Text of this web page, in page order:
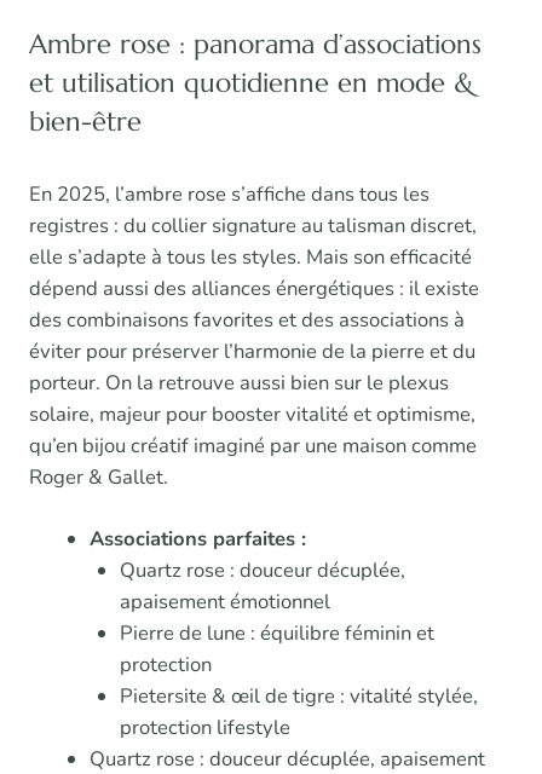
Ambre rose : panorama d’associations
et utilisation quotidienne en mode &
bien-être
En 2025, l’ambre rose s’affiche dans tous les
registres : du collier signature au talisman discret,
elle s’adapte à tous les styles. Mais son efficacité
dépend aussi des alliances énergétiques : il existe
des combinaisons favorites et des associations à
éviter pour préserver l’harmonie de la pierre et du
porteur. On la retrouve aussi bien sur le plexus
solaire, majeur pour booster vitalité et optimisme,
qu’en bijou créatif imaginé par une maison comme
Roger & Gallet.
Associations parfaites :
Quartz rose : douceur décuplée,
apaisement émotionnel
Pierre de lune : équilibre féminin et
protection
Pietersite & œil de tigre : vitalité stylée,
protection lifestyle
Quartz rose : douceur décuplée, apaisement